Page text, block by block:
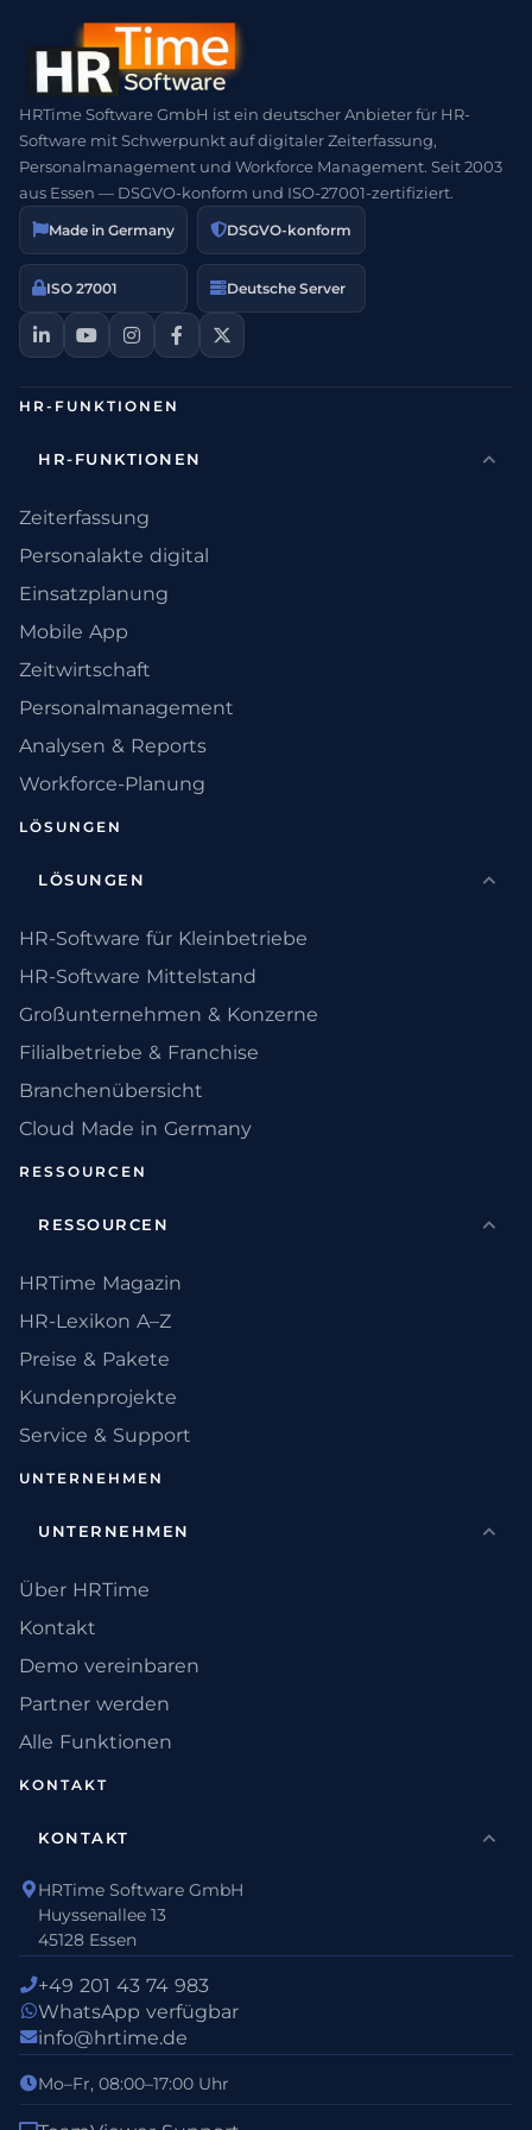
HRTime Software GmbH ist ein deutscher Anbieter für HR-
Software mit Schwerpunkt auf digitaler Zeiterfassung,
Personalmanagement und Workforce Management. Seit 2003
aus Essen — DSGVO-konform und ISO-27001-zertifiziert.
Made in Germany DSGVO-konform
ISO 27001 Deutsche Server
HR-FUNKTIONEN
HR-FUNKTIONEN
Zeiterfassung
Personalakte digital
Einsatzplanung
Mobile App
Zeitwirtschaft
Personalmanagement
Analysen & Reports
Workforce-Planung
LÖSUNGEN
LÖSUNGEN
HR-Software für Kleinbetriebe
HR-Software Mittelstand
Großunternehmen & Konzerne
Filialbetriebe & Franchise
Branchenübersicht
Cloud Made in Germany
RESSOURCEN
RESSOURCEN
HRTime Magazin
HR-Lexikon A–Z
Preise & Pakete
Kundenprojekte
Service & Support
UNTERNEHMEN
UNTERNEHMEN
Über HRTime
Kontakt
Demo vereinbaren
Partner werden
Alle Funktionen
KONTAKT
KONTAKT
HRTime Software GmbH
Huyssenallee 13
45128 Essen
+49 201 43 74 983
WhatsApp verfügbar
info@hrtime.de
Mo–Fr, 08:00–17:00 Uhr